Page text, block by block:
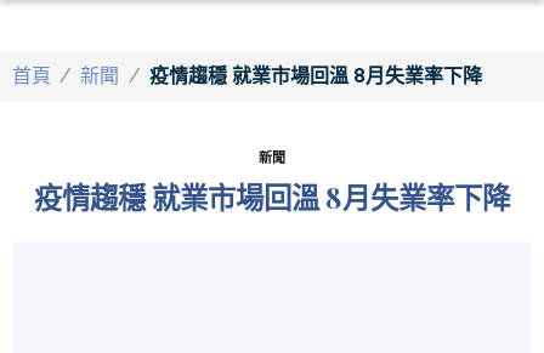
首頁 / 新聞 / 疫情趨穩 就業市場回溫 8月失業率下降
新聞
疫情趨穩 就業市場回溫 8月失業率下降